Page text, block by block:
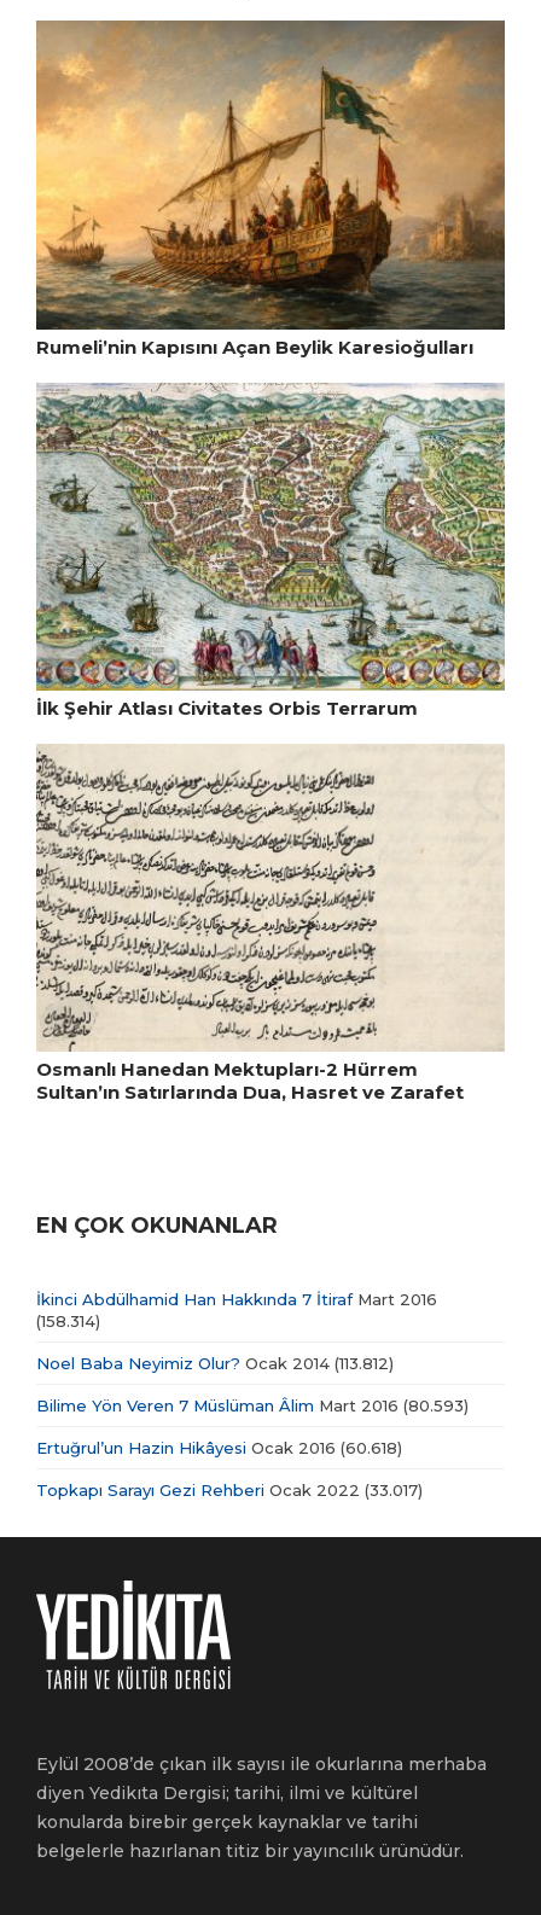
Rumeli’nin Kapısını Açan Beylik Karesioğulları
İlk Şehir Atlası Civitates Orbis Terrarum
Osmanlı Hanedan Mektupları-2 Hürrem
Sultan’ın Satırlarında Dua, Hasret ve Zarafet
EN ÇOK OKUNANLAR
İkinci Abdülhamid Han Hakkında 7 İtirafMart 2016
(158.314)
Noel Baba Neyimiz Olur? Ocak 2014 (113.812)
Bilime Yön Veren 7 Müslüman Âlim Mart 2016 (80.593)
Ertuğrul’un Hazin Hikâyesi Ocak 2016 (60.618)
Topkapı Sarayı Gezi Rehberi Ocak 2022 (33.017)
Eylül 2008’de çıkan ilk sayısı ile okurlarına merhaba
diyen Yedikıta Dergisi; tarihi, ilmi ve kültürel
konularda birebir gerçek kaynaklar ve tarihi
belgelerle hazırlanan titiz bir yayıncılık ürünüdür.